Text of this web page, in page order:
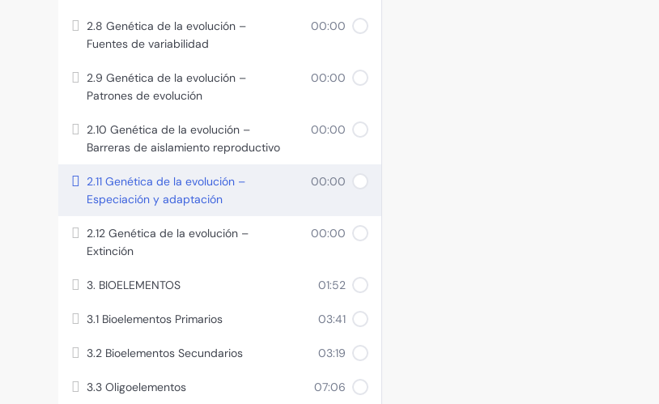
2.8 Genética de la evolución –
Fuentes de variabilidad
00:00
2.9 Genética de la evolución –
Patrones de evolución
00:00
2.10 Genética de la evolución –
Barreras de aislamiento reproductivo
00:00
2.11 Genética de la evolución –
Especiación y adaptación
00:00
2.12 Genética de la evolución –
Extinción
00:00
3. BIOELEMENTOS 01:52
3.1 Bioelementos Primarios 03:41
3.2 Bioelementos Secundarios 03:19
3.3 Oligoelementos 07:06